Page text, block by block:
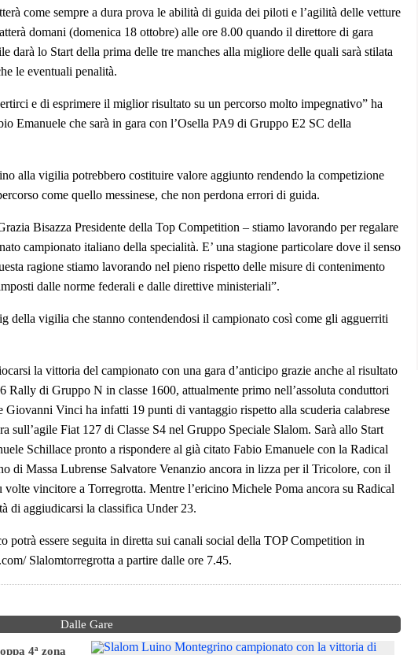
come sempre a dura prova le abilità di guida dei piloti e l’agilità delle vetture
domani (domenica 18 ottobre) alle ore 8.00 quando il direttore di gara
darà lo Start della prima delle tre manches alla migliore delle quali sarà stilata
le eventuali penalità.
e di esprimere il miglior risultato su un percorso molto impegnativo” ha
Emanuele che sarà in gara con l’Osella PA9 di Gruppo E2 SC della
alla vigilia potrebbero costituire valore aggiunto rendendo la competizione
come quello messinese, che non perdona errori di guida.
Bisazza Presidente della Top Competition – stiamo lavorando per regalare
campionato italiano della specialità. E’ una stagione particolare dove il senso
ragione stiamo lavorando nel pieno rispetto delle misure di contenimento
dalle norme federali e dalle direttive ministeriali”.
della vigilia che stanno contendendosi il campionato così come gli agguerriti
la vittoria del campionato con una gara d’anticipo grazie anche al risultato
Rally di Gruppo N in classe 1600, attualmente primo nell’assoluta conduttori
Giovanni Vinci ha infatti 19 punti di vantaggio rispetto alla scuderia calabrese
sull’agile Fiat 127 di Classe S4 nel Gruppo Speciale Slalom. Sarà allo Start
Schillace pronto a rispondere al già citato Fabio Emanuele con la Radical
di Massa Lubrense Salvatore Venanzio ancora in lizza per il Tricolore, con il
vincitore a Torregrotta. Mentre l’ericino Michele Poma ancora su Radical
di aggiudicarsi la classifica Under 23.
potrà essere seguita in diretta sui canali social della TOP Competition in
Slalomtorregrotta a partire dalle ore 7.45.
Dalle Gare
4ª zona